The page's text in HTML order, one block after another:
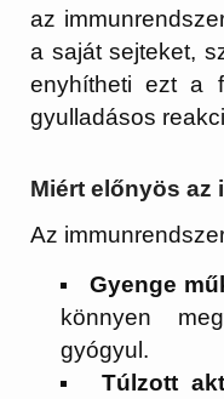
az
a saját sejteket,
enyhítheti ezt a
gyulladásos
Miért előnyös az
Az
Gyenge
könnyen
gyógyul.
Túlzott